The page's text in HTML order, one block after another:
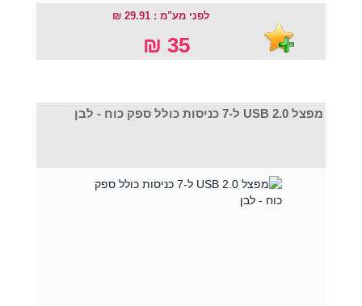
לפני מע"מ : 29.91 ₪
35 ₪
מפצל USB 2.0 ל-7 כניסות כולל ספק כוח - לבן